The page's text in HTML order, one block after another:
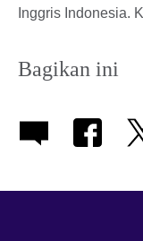
Inggris Indonesia.
Bagikan ini